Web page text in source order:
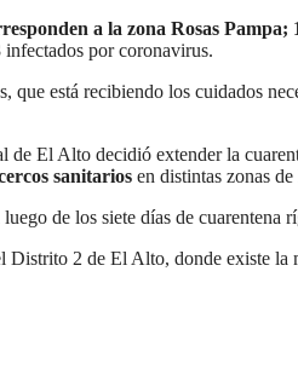
a la zona Rosas Pampa;
por coronavirus.
que está recibiendo los cuidados
El Alto decidió extender la
sanitarios en distintas zonas
de los siete días de
Distrito 2 de El Alto, donde existe la